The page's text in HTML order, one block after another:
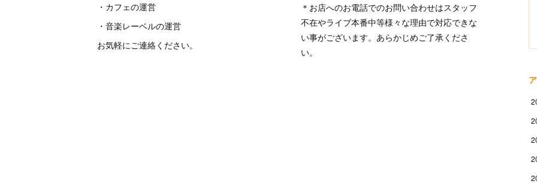
・カフェの運営
・音楽レーベルの運営
お気軽にご連絡ください。
＊お店へのお電話でのお問い合わせはスタッフ
不在やライブ本番中等様々な理由で対応できな
い事がございます。あらかじめご了承くださ
い。